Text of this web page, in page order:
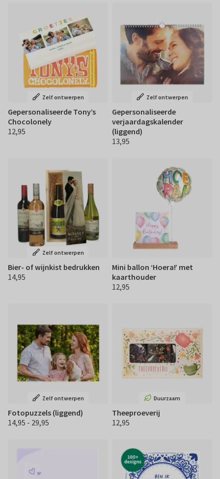
Zelf ontwerpen
Gepersonaliseerde Tony’s
Chocolonely
€ 12,95
12,95
Zelf ontwerpen
Gepersonaliseerde
verjaardagskalender
(liggend)
€ 13,95
13,95
Zelf ontwerpen
Bier- of wijnkist bedrukken
€ 14,95
14,95
Mini ballon ‘Hoera!’ met
kaarthouder
€ 12,95
12,95
Zelf ontwerpen
Fotopuzzels (liggend)
€ 14.95 29,95
14,95 - 29,95
Duurzaam
Theeproeverij
€ 12,95
12,95